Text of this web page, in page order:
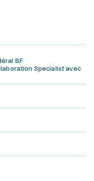
BF
Specialist avec